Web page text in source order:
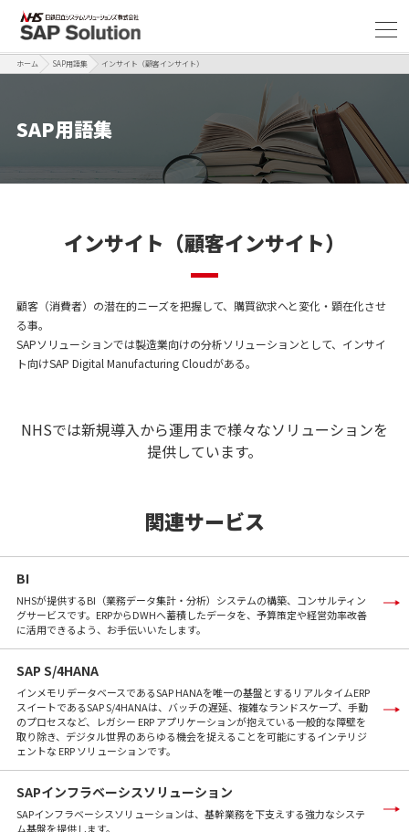
SAP用語集
ホーム SAP用語集 インサイト（顧客インサイト）
インサイト（顧客インサイト）
顧客（消費者）の潜在的ニーズを把握して、購買欲求へと変化・顕在化させ
る事。
SAPソリューションでは製造業向けの分析ソリューションとして、インサイ
ト向けSAP Digital Manufacturing Cloudがある。
NHSでは新規導入から運用まで様々なソリューションを
提供しています。
関連サービス
BI
NHSが提供するBI（業務データ集計・分析）システムの構築、コンサルティン
グサービスです。ERPからDWHへ蓄積したデータを、予算策定や経営効率改善
に活用できるよう、お手伝いいたします。
SAP S/4HANA
インメモリデータベースであるSAP HANAを唯一の基盤とするリアルタイムERP
スイートであるSAP S/4HANAは、バッチの遅延、複雑なランドスケープ、手動
のプロセスなど、レガシー ERP アプリケーションが抱えている一般的な障壁を
取り除き、デジタル世界のあらゆる機会を捉えることを可能にするインテリジ
ェントな ERP ソリューションです。
SAPインフラベーシスソリューション
SAPインフラベーシスソリューションは、基幹業務を下支えする強力なシステ
ム基盤を提供します。